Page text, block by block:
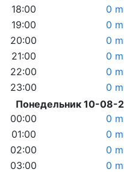
18:00
0
19:00
0
20:00
0
21:00
0
22:00
0
23:00
0
Понедельник 10-08-
00:00
0
01:00
0
02:00
0
03:00
0